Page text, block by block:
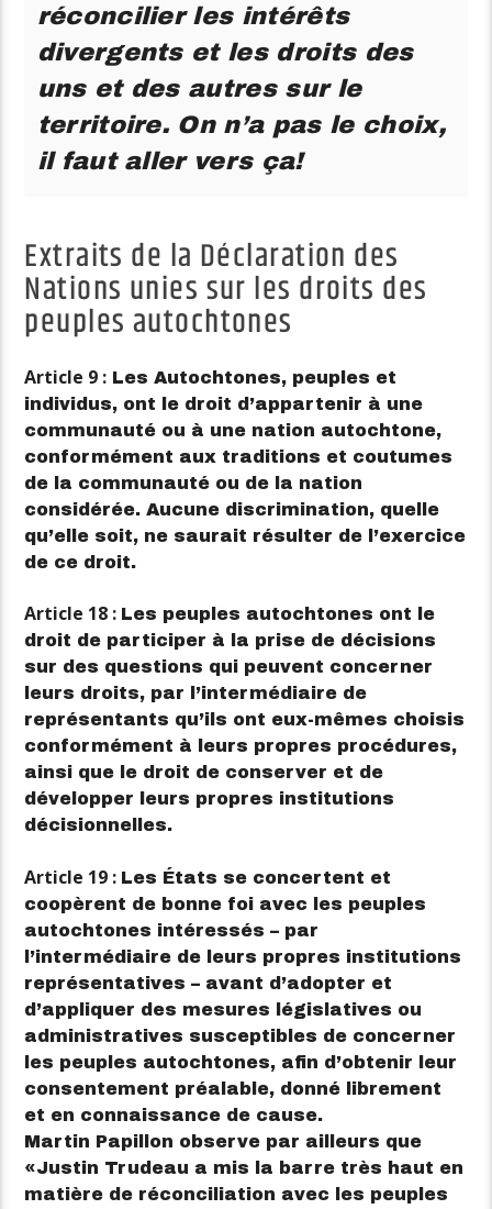
réconcilier les intérêts
divergents et les droits des
uns et des autres sur le
territoire. On n’a pas le choix,
il faut aller vers ça!
Extraits de la Déclaration des
Nations unies sur les droits des
peuples autochtones
Article 9 : Les Autochtones, peuples et
individus, ont le droit d’appartenir à une
communauté ou à une nation autochtone,
conformément aux traditions et coutumes
de la communauté ou de la nation
considérée. Aucune discrimination, quelle
qu’elle soit, ne saurait résulter de l’exercice
de ce droit.
Article 18 : Les peuples autochtones ont le
droit de participer à la prise de décisions
sur des questions qui peuvent concerner
leurs droits, par l’intermédiaire de
représentants qu’ils ont eux-mêmes choisis
conformément à leurs propres procédures,
ainsi que le droit de conserver et de
développer leurs propres institutions
décisionnelles.
Article 19 : Les États se concertent et
coopèrent de bonne foi avec les peuples
autochtones intéressés – par
l’intermédiaire de leurs propres institutions
représentatives – avant d’adopter et
d’appliquer des mesures législatives ou
administratives susceptibles de concerner
les peuples autochtones, afin d’obtenir leur
consentement préalable, donné librement
et en connaissance de cause.
Martin Papillon observe par ailleurs que
Justin Trudeau a mis la barre très haut en
matière de réconciliation avec les peuples